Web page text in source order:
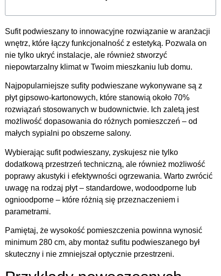
Sufit podwieszany to innowacyjne rozwiązanie w aranżacji
wnętrz, które łączy funkcjonalność z estetyką. Pozwala on
nie tylko ukryć instalacje, ale również stworzyć
niepowtarzalny klimat w Twoim mieszkaniu lub domu.
Najpopularniejsze sufity podwieszane wykonywane są z
płyt gipsowo-kartonowych, które stanowią około 70%
rozwiązań stosowanych w budownictwie. Ich zaletą jest
możliwość dopasowania do różnych pomieszczeń – od
małych sypialni po obszerne salony.
Wybierając sufit podwieszany, zyskujesz nie tylko
dodatkową przestrzeń techniczną, ale również możliwość
poprawy akustyki i efektywności ogrzewania. Warto zwrócić
uwagę na rodzaj płyt – standardowe, wodoodporne lub
ognioodporne – które różnią się przeznaczeniem i
parametrami.
Pamiętaj, że wysokość pomieszczenia powinna wynosić
minimum 280 cm, aby montaż sufitu podwieszanego był
skuteczny i nie zmniejszał optycznie przestrzeni.